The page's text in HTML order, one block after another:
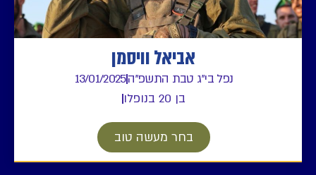
אביאל וויסמן
נפל בי"ג טבת התשפ"ה13/01/2025
בן 20 בנופלו
בחר מעשה טוב